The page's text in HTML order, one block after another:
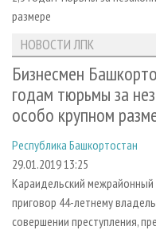
ЛЕСНОЕ ХОЗЯЙСТВО
ЛЕСОЗАГОТОВКА
ЛЕСОПИЛЕНИЕ
ДЕРЕВООБРАБОТКА
СУШКА ДРЕВЕСИНЫ
ПРОИЗВОДСТВО
ДЕРЕВЯННОЕ
ПРОИЗВОДСТВО
КАЛЕНДАРЬ СОБЫТИЙ
НОВОСТИ ЛПК
НОВОСТИ ЖУРНАЛА
НОВОСТИ КОМПАНИЙ
ПРОЕКТЫ ЛПИ
АНАЛИТИКА
ПРЕДПРИЯТИЯ ЛПК
ЛЕСНЫЕ РЕГИОНЫ
ПЕРСОНЫ
МОБИЛЬНЫЕ ВЫСТАВКИ
ОФИЦИАЛЬНЫЕ
ПРИОРИТЕТНЫЕ
АРХИВ
АРХИВ ЖУРНАЛОВ
СТАТЬИ
О ЖУРНАЛЕ
ПОДПИСКА
КОНТАКТЫ
РЕКЛАМОДАТЕЛЯМ
РЕКЛАМА
РЕКЛАМА НА САЙТЕ
размере
НОВОСТИ ЛПК
Бизнесмен
годам тюрьмы за
особо крупном
Республика Башкортостан
29.01.2019 13:25
Караидельский
приговор 44-летнему
совершении преступления,